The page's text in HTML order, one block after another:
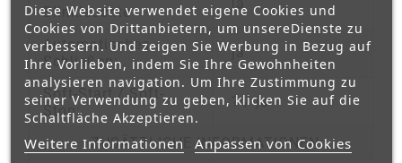
Blinkleuchte
Automatisches
Schließen:
ja
Soft-Start / Soft-
Stop:
? / ja
ZUSÄTZLICHE INFORMATIONEN:
Diese Website verwendet eigene Cookies und
Cookies von Drittanbietern, um unsereDienste zu
verbessern. Und zeigen Sie Werbung in Bezug auf
Ihre Vorlieben, indem Sie Ihre Gewohnheiten
analysieren navigation. Um Ihre Zustimmung zu
seiner Verwendung zu geben, klicken Sie auf die
Schaltfläche Akzeptieren.
Weitere Informationen Anpassen von Cookies